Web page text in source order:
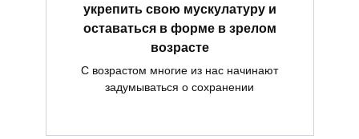
укрепить свою мускулатуру и
оставаться в форме в зрелом
возрасте
С возрастом многие из нас начинают
задумываться о сохранении